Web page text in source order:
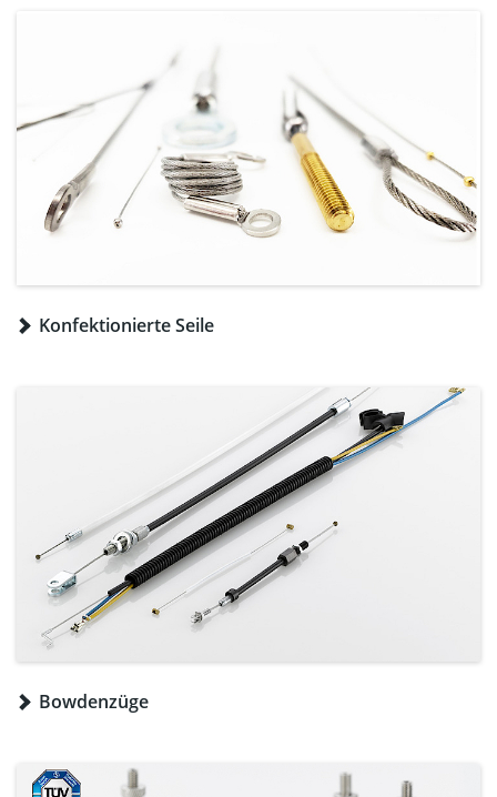
Konfektionierte Seile
Bowdenzüge